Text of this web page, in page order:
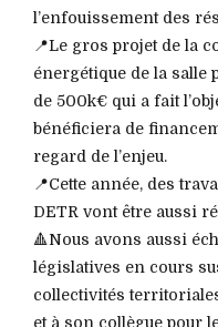
l’enfouissement des
📍Le gros projet de la
énergétique de la salle
de 500k€ qui a fait
bénéficiera de
regard de l’enjeu.
📍Cette année, des
DETR vont être aussi
🔺Nous avons aussi
législatives en cours
collectivités
et à son collègue pour